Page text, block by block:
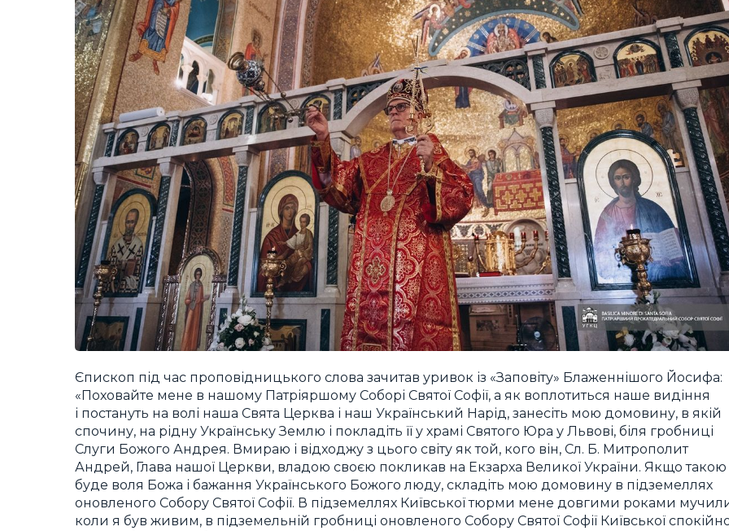
Єпископ під час проповідницького слова зачитав уривок із «Заповіту» Блаженнішого Йосифа:
«Поховайте мене в нашому Патріяршому Соборі Святої Софії, а як воплотиться наше видіння
і постануть на волі наша Свята Церква і наш Український Нарід, занесіть мою домовину, в якій
спочину, на рідну Українську Землю і покладіть її у храмі Святого Юра у Львові, біля гробниці
Слуги Божого Андрея. Вмираю і відходжу з цього світу як той, кого він, Сл. Б. Митрополит
Андрей, Глава нашої Церкви, владою своєю покликав на Екзарха Великої України. Якщо такою
буде воля Божа і бажання Українського Божого люду, складіть мою домовину в підземеллях
оновленого Собору Святої Софії. В підземеллях Київської тюрми мене довгими роками
коли я був живим, в підземельній гробниці оновленого Собору Святої Софії Київської